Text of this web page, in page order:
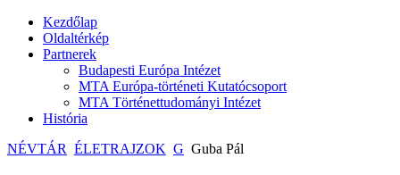
Kezdőlap
Oldaltérkép
Partnerek
Budapesti Európa Intézet
MTA Európa-történeti Kutatócsoport
MTA Történettudományi Intézet
História
NÉVTÁR ÉLETRAJZOK G Guba Pál